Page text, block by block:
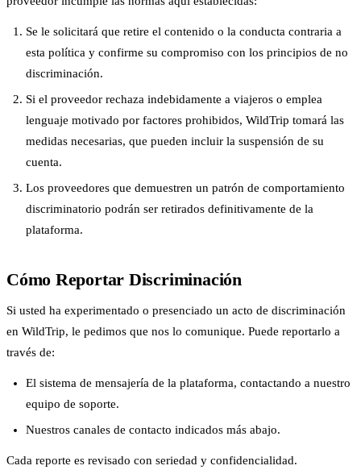
Se le solicitará que retire el contenido o la conducta contraria a
esta política y confirme su compromiso con los principios de no
discriminación.
Si el proveedor rechaza indebidamente a viajeros o emplea
lenguaje motivado por factores prohibidos, WildTrip tomará las
medidas necesarias, que pueden incluir la suspensión de su
cuenta.
Los proveedores que demuestren un patrón de comportamiento
discriminatorio podrán ser retirados definitivamente de la
plataforma.
Cómo Reportar Discriminación
Si usted ha experimentado o presenciado un acto de discriminación
en WildTrip, le pedimos que nos lo comunique. Puede reportarlo a
través de:
El sistema de mensajería de la plataforma, contactando a nuestro
equipo de soporte.
Nuestros canales de contacto indicados más abajo.
Cada reporte es revisado con seriedad y confidencialidad.